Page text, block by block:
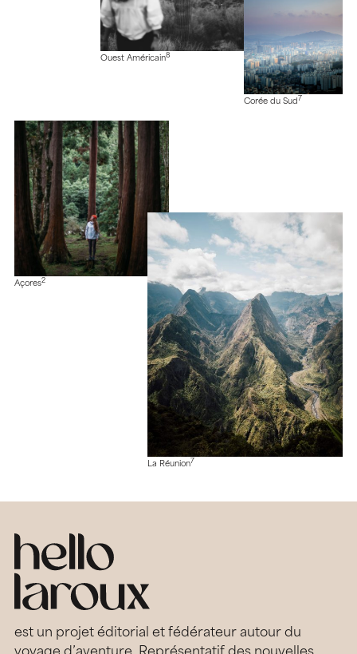
Ouest Américain8
Corée du Sud 7
Açores2
La Réunion7
est un projet éditorial et fédérateur autour du